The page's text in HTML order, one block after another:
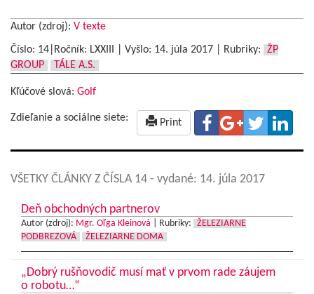
Autor (zdroj): V texte
Číslo: 14|Ročník: LXXIII | Vyšlo: 14. júla 2017 Rubriky:
ŽP
GROUP
TÁLE A.S.
Kľúčové slová: Golf
Zdieľanie a sociálne siete: Print
VŠETKY ČLÁNKY Z ČÍSLA 14 - vydané: 14. júla 2017
Deň obchodných partnerov
Autor (zdroj): Mgr. Oľga Kleinová Rubriky:
ŽELEZIARNE
PODBREZOVÁ
ŽELEZIARNE DOMA
„Dobrý rušňovodič musí mať v prvom rade záujem
o robotu…“